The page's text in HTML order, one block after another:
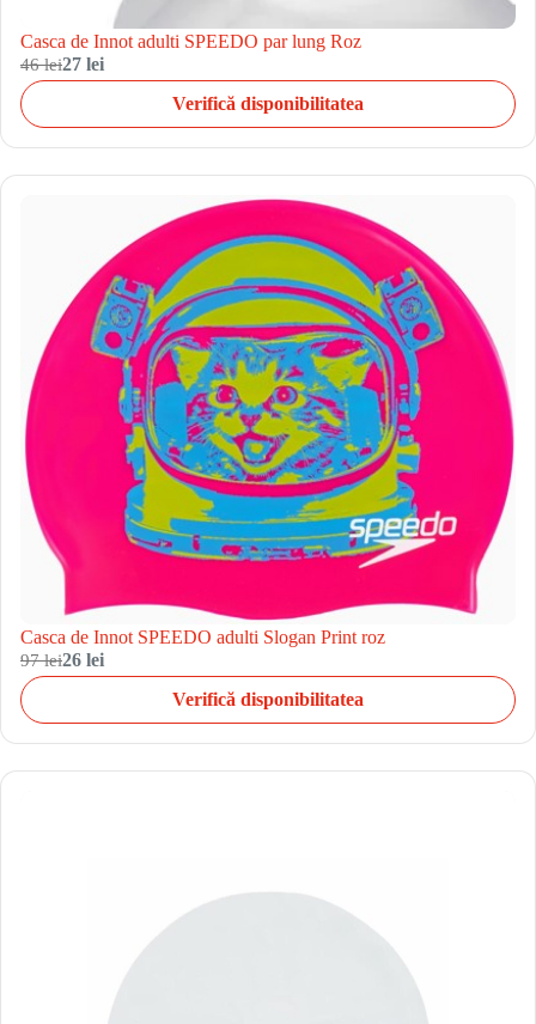
Casca de Innot adulti SPEEDO par lung Roz
46 lei27 lei
Verifică disponibilitatea
Casca de Innot SPEEDO adulti Slogan Print roz
97 lei26 lei
Verifică disponibilitatea